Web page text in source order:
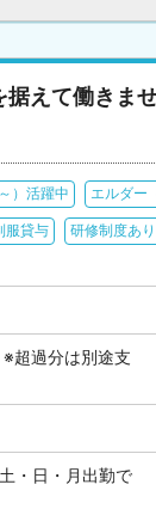
えて働きま
）活躍中 エルダー
服貸与 研修制度あり
超過分は別途支
・日・月出勤で